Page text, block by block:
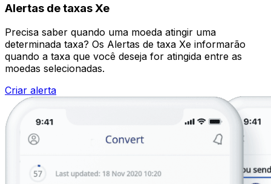
Alertas de taxas Xe
Precisa saber quando uma moeda atingir uma
determinada taxa? Os Alertas de taxa Xe informarão
quando a taxa que você deseja for atingida entre as
moedas selecionadas.
Criar alerta